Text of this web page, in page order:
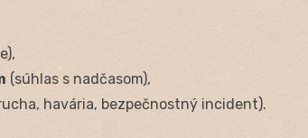
(súhlas s nadčasom),
havária, bezpečnostný incident).